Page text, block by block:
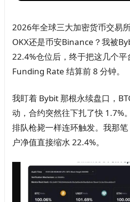
2026年全球三大加密货币交易
OKX还是币安Binance？我被
22.4%仓位后，终于把这几个平
Funding Rate 结算前 8 分钟。
我盯着 Bybit 那根永续盘口，
动，合约突然往下扎了快 1.7%
排队枪毙一样连环触发。我那笔
户净值直接缩水 22.4%。